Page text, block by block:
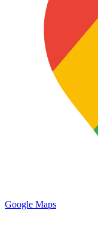
Google Maps